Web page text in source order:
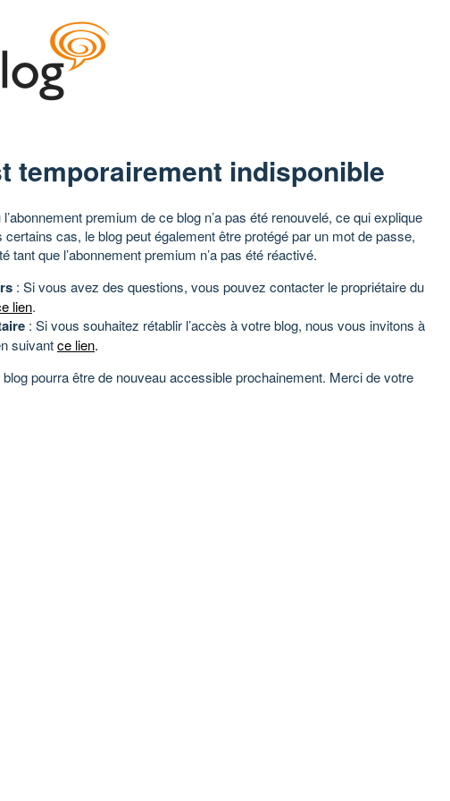
temporairement indisponible
premium de ce blog n’a pas été renouvelé, ce qui explique
cas, le blog peut également être protégé par un mot de passe,
tant que l’abonnement premium n’a pas été réactivé.
: Si vous avez des questions, vous pouvez contacter le propriétaire du
lien.
: Si vous souhaitez rétablir l’accès à votre blog, nous vous invitons à
suivantce lien.
pourra être de nouveau accessible prochainement. Merci de votre